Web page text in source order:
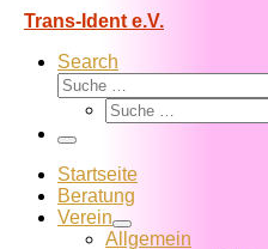
Trans-Ident e.V.
Search
Suche
Suche
Menü
Startseite
Beratung
Verein
Allgemein